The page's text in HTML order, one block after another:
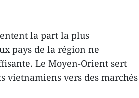
la part la plus
pays de la région ne
Le Moyen-Orient sert
vietnamiens vers des marchés